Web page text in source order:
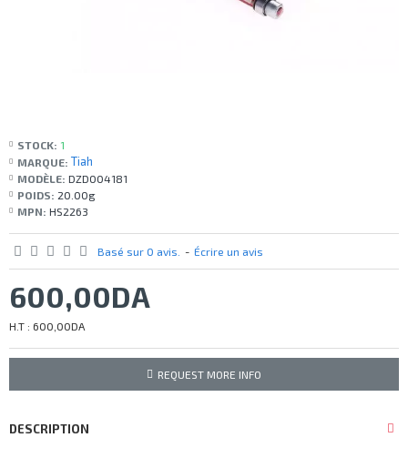
STOCK: 1
MARQUE: Tiah
MODÈLE: DZD004181
POIDS: 20.00g
MPN: HS2263
Basé sur 0 avis. - Écrire un avis
600,00DA
H.T : 600,00DA
REQUEST MORE INFO
DESCRIPTION